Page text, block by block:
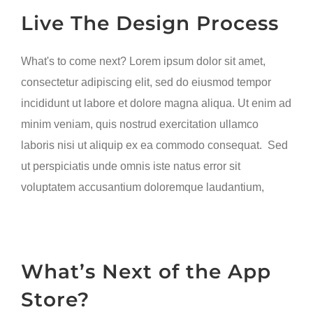
Live The Design Process
What's to come next? Lorem ipsum dolor sit amet,
consectetur adipiscing elit, sed do eiusmod tempor
incididunt ut labore et dolore magna aliqua. Ut enim ad
minim veniam, quis nostrud exercitation ullamco
laboris nisi ut aliquip ex ea commodo consequat. Sed
ut perspiciatis unde omnis iste natus error sit
voluptatem accusantium doloremque laudantium,
What’s Next of the App
Store?